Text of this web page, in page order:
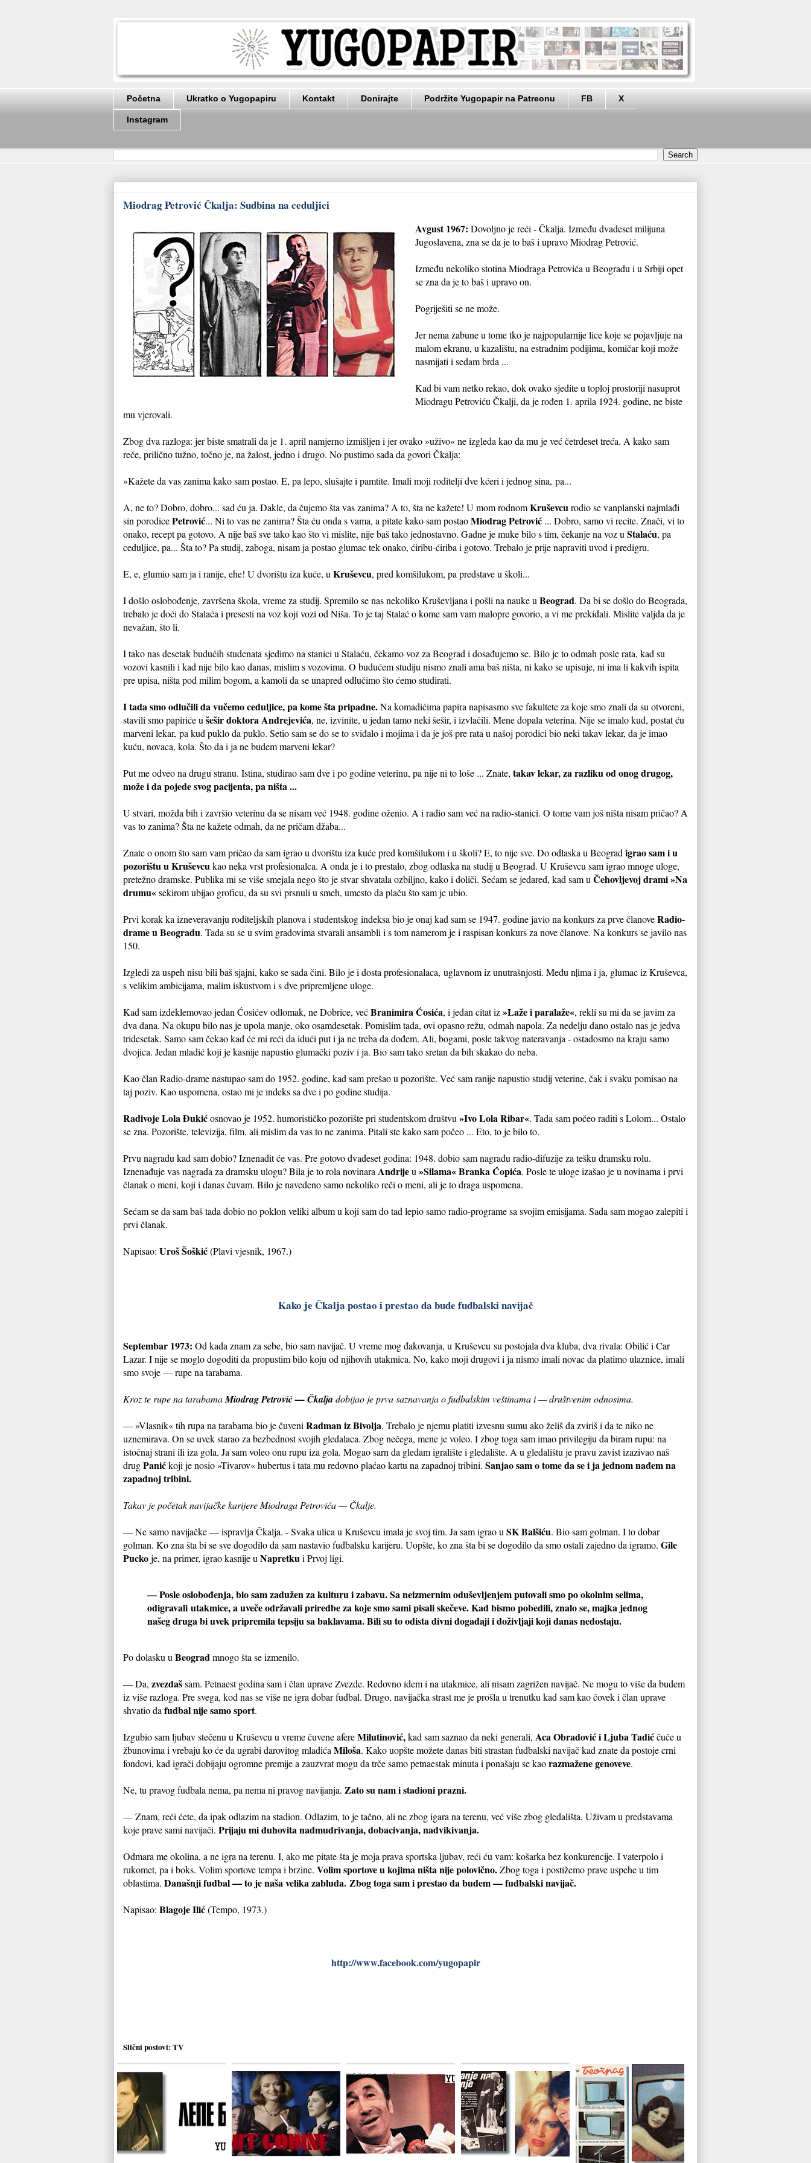
Početna Ukratko o Yugopapiru Kontakt Donirajte Podržite Yugopapir na Patreonu FB X
Instagram
Miodrag Petrović Čkalja: Sudbina na ceduljici
Avgust 1967: Dovoljno je reći - Čkalja. Između dvadeset milijuna
Jugoslavena, zna se da je to baš i upravo Miodrag Petrović.
Između nekoliko stotina Miodraga Petrovića u Beogradu i u Srbiji opet
se zna da je to baš i upravo on.
Pogriješiti se ne može.
Jer nema zabune u tome tko je najpopularnije lice koje se pojavljuje na
malom ekranu, u kazalištu, na estradnim podijima, komičar koji može
nasmijati i sedam brda ...
Kad bi vam netko rekao, dok ovako sjedite u toploj prostoriji nasuprot
Miodragu Petroviću Čkalji, da je rođen 1. aprila 1924. godine, ne biste
mu vjerovali.
Zbog dva razloga: jer biste smatrali da je 1. april namjerno izmišljen i jer ovako »uživo« ne izgleda kao da mu je već četrdeset treća. A kako sam
reče, prilično tužno, točno je, na žalost, jedno i drugo. No pustimo sada da govori Čkalja:
»Kažete da vas zanima kako sam postao. E, pa lepo, slušajte i pamtite. Imali moji roditelji dve kćeri i jednog sina, pa...
A, ne to? Dobro, dobro... sad ću ja. Dakle, da čujemo šta vas zanima? A to, šta ne kažete! U mom rodnomKruševcu rodio se vanplanski najmlađi
sin porodicePetrović... Ni to vas ne zanima? Šta ću onda s vama, a pitate kako sam postaoMiodrag Petrović ... Dobro, samo vi recite. Znači, vi to
onako, recept pa gotovo. A nije baš sve tako kao što vi mislite, nije baš tako jednostavno. Gadne je muke bilo s tim, čekanje na voz u Stalaću, pa
ceduljice, pa... Šta to? Pa studij, zaboga, nisam ja postao glumac tek onako, ćiribu-ćiriba i gotovo. Trebalo je prije napraviti uvod i predigru.
E, e, glumio sam ja i ranije, ehe! U dvorištu iza kuće, u Kruševcu, pred komšilukom, pa predstave u školi...
I došlo oslobođenje, završena škola, vreme za studij. Spremilo se nas nekoliko Kruševljana i pošli na nauke u Beograd. Da bi se došlo do Beograda,
trebalo je doći do Stalaća i presesti na voz koji vozi od Niša. To je taj Stalać o kome sam vam malopre govorio, a vi me prekidali. Mislite valjda da je
nevažan, što li.
I tako nas desetak budućih studenata sjedimo na stanici u Stalaću, čekamo voz za Beograd i dosađujemo se. Bilo je to odmah posle rata, kad su
vozovi kasnili i kad nije bilo kao danas, mislim s vozovima. O budućem studiju nismo znali ama baš ništa, ni kako se upisuje, ni ima li kakvih ispita
pre upisa, ništa pod milim bogom, a kamoli da se unapred odlučimo što ćemo studirati.
I tada smo odlučili da vučemo ceduljice, pa kome šta pripadne.Na komadićima papira napisasmo sve fakultete za koje smo znali da su otvoreni,
stavili smo papiriće u šešir doktora Andrejevića, ne, izvinite, u jedan tamo neki šešir, i izvlačili. Mene dopala veterina. Nije se imalo kud, postat ću
marveni lekar, pa kud puklo da puklo. Setio sam se do se to sviđalo i mojima i da je još pre rata u našoj porodici bio neki takav lekar, da je imao
kuću, novaca, kola. Što da i ja ne budem marveni lekar?
Put me odveo na drugu stranu. Istina, studirao sam dve i po godine veterinu, pa nije ni to loše ... Znate, takav lekar, za razliku od onog drugog,
može i da pojede svog pacijenta, pa ništa ...
U stvari, možda bih i završio veterinu da se nisam već 1948. godine oženio. A i radio sam već na radio-stanici. O tome vam još ništa nisam pričao? A
vas to zanima? Šta ne kažete odmah, da ne pričam džaba...
Znate o onom što sam vam pričao da sam igrao u dvorištu iza kuće pred komšilukom i u školi? E, to nije sve. Do odlaska u Beograd igrao sam i u
pozorištu u Kruševcu kao neka vrst profesionalca. A onda je i to prestalo, zbog odlaska na studij u Beograd. U Kruševcu sam igrao mnoge uloge,
pretežno dramske. Publika mi se više smejala nego što je stvar shvatala ozbiljno, kako i doliči. Sećam se jedared, kad sam u Čehovljevoj drami »Na
drumu«sekirom ubijao groficu, da su svi prsnuli u smeh, umesto da plaču što sam je ubio.
Prvi korak ka izneveravanju roditeljskih planova i studentskog indeksa bio je onaj kad sam se 1947. godine javio na konkurs za prve članoveRadio-
drame u Beogradu. Tada su se u svim gradovima stvarali ansambli i s tom namerom je i raspisan konkurs za nove članove. Na konkurs se javilo nas
150.
Izgledi za uspeh nisu bili baš sjajni, kako se sada čini. Bilo je i dosta profesionalaca, uglavnom iz unutrašnjosti. Među n|ima i ja, glumac iz Kruševca,
s velikim ambicijama, malim iskustvom i s dve pripremljene uloge.
Kad sam izdeklemovao jedan Ćosićev odlomak, ne Dobrice, većBranimira Ćosića, i jedan citat iz»Laže i paralaže«, rekli su mi da se javim za
dva dana. Na okupu bilo nas je upola manje, oko osamdesetak. Pomislim tada, ovi opasno režu, odmah napola. Za nedelju dano ostalo nas je jedva
tridesetak. Samo sam čekao kad će mi reći da idući put i ja ne treba da dođem. Ali, bogami, posle takvog nateravanja - ostadosmo na kraju samo
dvojica. Jedan mladić koji je kasnije napustio glumački poziv i ja. Bio sam tako sretan da bih skakao do neba.
Kao član Radio-drame nastupao sam do 1952. godine, kad sam prešao u pozorište. Već sam ranije napustio studij veterine, čak i svaku pomisao na
taj poziv. Kao uspomena, ostao mi je indeks sa dve i po godine studija.
Radivoje Lola Đukićosnovao je 1952. humorističko pozorište pri studentskom društvu »Ivo Lola Ribar«. Tada sam počeo raditi s Lolom... Ostalo
se zna. Pozorište, televizija, film, ali mislim da vas to ne zanima. Pitali ste kako sam počeo ... Eto, to je bilo to.
Prvu nagradu kad sam dobio? Iznenadit će vas. Pre gotovo dvadeset godina: 1948. dobio sam nagradu radio-difuzije za tešku dramsku rolu.
Iznenađuje vas nagrada za dramsku ulogu? Bila je to rola novinara Andrijeu »Silama« Branka Ćopića. Posle te uloge izašao je u novinama i prvi
članak o meni, koji i danas čuvam. Bilo je navedeno samo nekoliko reči o meni, ali je to draga uspomena.
Sećam se da sam baš tada dobio no poklon veliki album u koji sam do tad lepio samo radio-programe sa svojim emisijama. Sada sam mogao zalepiti i
prvi članak.
Napisao: Uroš Šoškić(Plavi vjesnik, 1967.)
Kako je Čkalja postao i prestao da bude fudbalski navijač
Septembar 1973: Od kada znam za sebe, bio sam navijač. U vreme mog đakovanja, u Kruševcu su postojala dva kluba, dva rivala: Obilić i Car
Lazar. I nije se moglo dogoditi da propustim bilo koju od njihovih utakmica. No, kako moji drugovi i ja nismo imali novac da platimo ulaznice, imali
smo svoje — rupe na tarabama.
Kroz te rupe na tarabamaMiodrag Petrović — Čkaljadobijao je prva saznavanja o fudbalskim veštinama i — društvenim odnosima.
— »Vlasnik« tih rupa na tarabama bio je čuveni Radman iz Bivolja. Trebalo je njemu platiti izvesnu sumu ako želiš da zviriš i da te niko ne
uznemirava. On se uvek starao za bezbednost svojih gledalaca. Zbog nečega, mene je voleo. I zbog toga sam imao privilegiju da biram rupu: na
istočnaj strani ili iza gola. Ja sam voleo onu rupu iza gola. Mogao sarn da gledam igralište i gledalište. A u gledalištu je pravu zavist izazivao naš
drugPanićkoji je nosio »Tivarov« hubertus i tata mu redovno plaćao kartu na zapadnoj tribini. Sanjao sam o tome da se i ja jednom nađem na
zapadnoj tribini.
Takav je početak navijačke karijere Miodraga Petrovića — Čkalje.
— Ne samo navijačke — ispravlja Čkalja. - Svaka ulica u Kruševcu imala je svoj tim. Ja sam igrao u SK Balšiću. Bio sam golman. I to dobar
golman. Ko zna šta bi se sve dogodilo da sam nastavio fudbalsku karijeru. Uopšte, ko zna šta bi se dogodilo da smo ostali zajedno da igramo. Gile
Puckoje, na primer, igrao kasnije u Napretku i Prvoj ligi.
— Posle oslobođenja, bio sam zadužen za kulturu i zabavu. Sa neizmernim oduševljenjem putovali smo po okolnim selima,
odigravali utakmice, a uveče održavali priredbe za koje smo sami pisali skečeve. Kad bismo pobedili, znalo se, majka jednog
našeg druga bi uvek pripremila tepsiju sa baklavama. Bili su to odista divni događaji i doživljaji koji danas nedostaju.
Po dolasku u Beograd mnogo šta se izmenilo.
— Da, zvezdašsam. Petnaest godina sam i član uprave Zvezde. Redovno idem i na utakmice, ali nisam zagrižen navijač. Ne mogu to više da budem
iz više razloga. Pre svega, kod nas se više ne igra dobar fudbal. Drugo, navijačka strast me je prošla u trenutku kad sam kao čovek i član uprave
shvatio da fudbal nije samo sport.
Izgubio sam ljubav stečenu u Kruševcu u vreme čuvene afereMilutinović,kad sam saznao da neki generali, Aca Obradović i Ljuba Tadićčuče u
žbunovima i vrebaju ko će da ugrabi darovitog mladića Miloša. Kako uopšte možete danas biti strastan fudbalski navijač kad znate da postoje crni
fondovi, kad igrači dobijaju ogromne premije a zauzvrat mogu da trče samo petnaestak minuta i ponašaju se kaorazmaženegenoveve.
Ne, tu pravog fudbala nema, pa nema ni pravog navijanja. Zato su nam i stadioni prazni.
— Znam, reći ćete, da ipak odlazim na stadion. Odlazim, to je tačno, ali ne zbog igara na terenu, već više zbog gledališta. Uživam u predstavama
koje prave sami navijači. Prijaju mi duhovita nadmudrivanja, dobacivanja, nadvikivanja.
Odmara me okolina, a ne igra na terenu. I, ako me pitate šta je moja prava sportska ljubav, reći ću vam: košarka bez konkurencije. I vaterpolo i
rukomet, pa i boks. Volim sportove tempa i brzine. Volim sportove u kojima ništa nije polovično.Zbog toga i postižemo prave uspehe u tim
oblastima. Današnji fudbal — to je naša velika zabluda. Zbog toga sam i prestao da budem — fudbalski navijač.
Napisao: Blagoje Ilić(Tempo, 1973.)
http://www.facebook.com/yugopapir
Slični postovi:TV